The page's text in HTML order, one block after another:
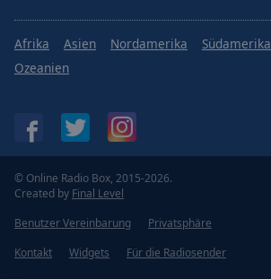
Afrika Asien Nordamerika Südamerika
Ozeanien
© Online Radio Box, 2015-2026.
Created by Final Level
Benutzer Vereinbarung
Privatsphäre
Kontakt
Widgets Für die Radiosender